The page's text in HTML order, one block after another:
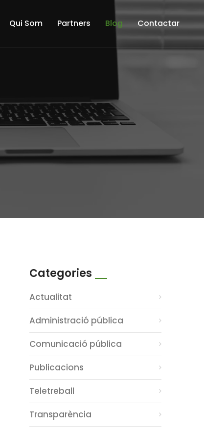
Qui Som Partners Blog Contactar
Categories
Actualitat
Administració pública
Comunicació pública
Publicacions
Teletreball
Transparència